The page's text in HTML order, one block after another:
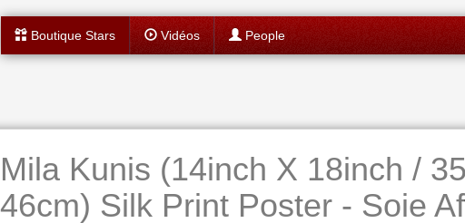
Boutique Stars Vidéos People
Mila Kunis (14inch X 18inch /
46cm) Silk Print Poster - Soie